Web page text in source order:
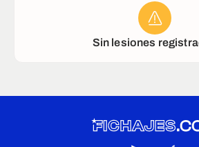
Sin lesiones